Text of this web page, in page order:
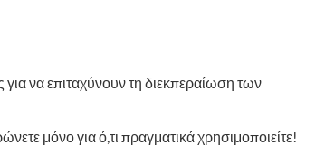
να επιταχύνουν τη διεκπεραίωση των
μόνο για ό,τι πραγματικά χρησιμοποιείτε!